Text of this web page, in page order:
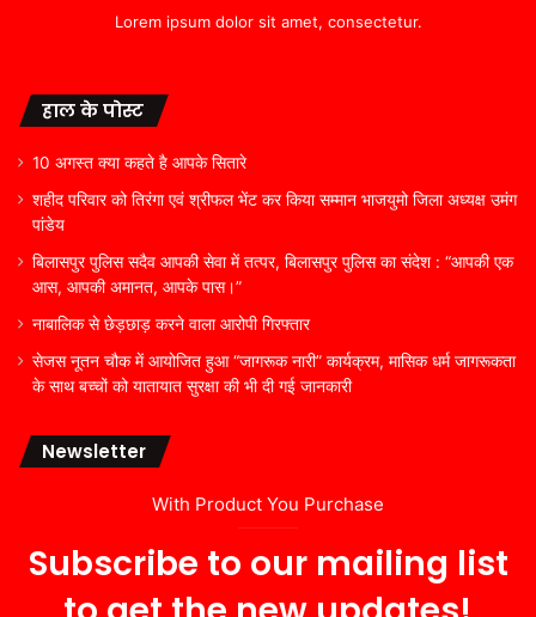
Lorem ipsum dolor sit amet, consectetur.
हाल के पोस्ट
10 अगस्त क्या कहते है आपके सितारे
शहीद परिवार को तिरंगा एवं श्रीफल भेंट कर किया सम्मान भाजयुमो जिला अध्यक्ष उमंग
पांडेय
बिलासपुर पुलिस सदैव आपकी सेवा में तत्पर, बिलासपुर पुलिस का संदेश : “आपकी एक
आस, आपकी अमानत, आपके पास।”
नाबालिक से छेड़छाड़ करने वाला आरोपी गिरफ्तार
सेजस नूतन चौक में आयोजित हुआ “जागरूक नारी” कार्यक्रम, मासिक धर्म जागरूकता
के साथ बच्चों को यातायात सुरक्षा की भी दी गई जानकारी
Newsletter
With Product You Purchase
Subscribe to our mailing list